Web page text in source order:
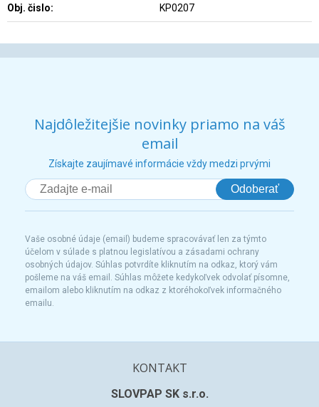
Obj. čislo: KP0207
Najdôležitejšie novinky priamo na váš
email
Získajte zaujímavé informácie vždy medzi prvými
Odoberať
Vaše osobné údaje (email) budeme spracovávať len za týmto
účelom v súlade s platnou legislatívou a zásadami ochrany
osobných údajov. Súhlas potvrdíte kliknutím na odkaz, ktorý vám
pošleme na váš email. Súhlas môžete kedykoľvek odvolať písomne,
emailom alebo kliknutím na odkaz z ktoréhokoľvek informačného
emailu.
KONTAKT
SLOVPAP SK s.r.o.